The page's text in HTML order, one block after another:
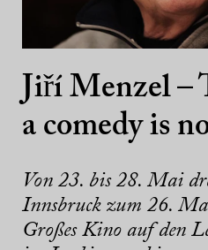
Jiří Menzel –
a comedy is
Von 23. bis 28. Mai
Innsbruck zum 26.
Großes Kino auf den